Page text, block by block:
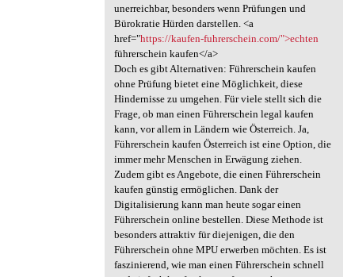
unerreichbar, besonders wenn Prüfungen und
Bürokratie Hürden darstellen. <a
href="https://kaufen-fuhrerschein.com/">echten
führerschein kaufen</a>
Doch es gibt Alternativen: Führerschein kaufen
ohne Prüfung bietet eine Möglichkeit, diese
Hindernisse zu umgehen. Für viele stellt sich die
Frage, ob man einen Führerschein legal kaufen
kann, vor allem in Ländern wie Österreich. Ja,
Führerschein kaufen Österreich ist eine Option, die
immer mehr Menschen in Erwägung ziehen.
Zudem gibt es Angebote, die einen Führerschein
kaufen günstig ermöglichen. Dank der
Digitalisierung kann man heute sogar einen
Führerschein online bestellen. Diese Methode ist
besonders attraktiv für diejenigen, die den
Führerschein ohne MPU erwerben möchten. Es ist
faszinierend, wie man einen Führerschein schnell